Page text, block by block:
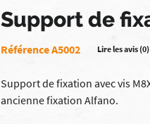
Support de
Référence A5002 Lire les avis (0)
Support de fixation avec vis
ancienne fixation Alfano.